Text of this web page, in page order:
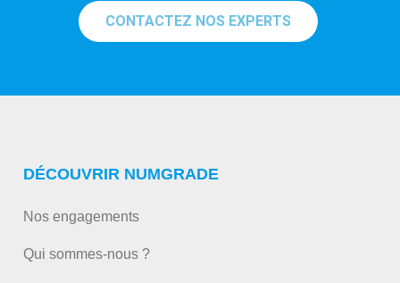
CONTACTEZ NOS EXPERTS
DÉCOUVRIR NUMGRADE
Nos engagements
Qui sommes-nous ?